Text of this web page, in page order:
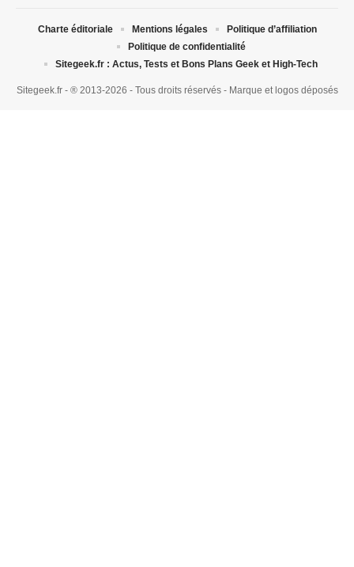
Sitegeek.fr - ® 2013-2026 - Tous droits réservés - Marque et logos déposés
Charte éditoriale Mentions légales
Politique d’affiliation
Politique de confidentialité
Sitegeek.fr : Actus, Tests et Bons Plans Geek et High-Tech